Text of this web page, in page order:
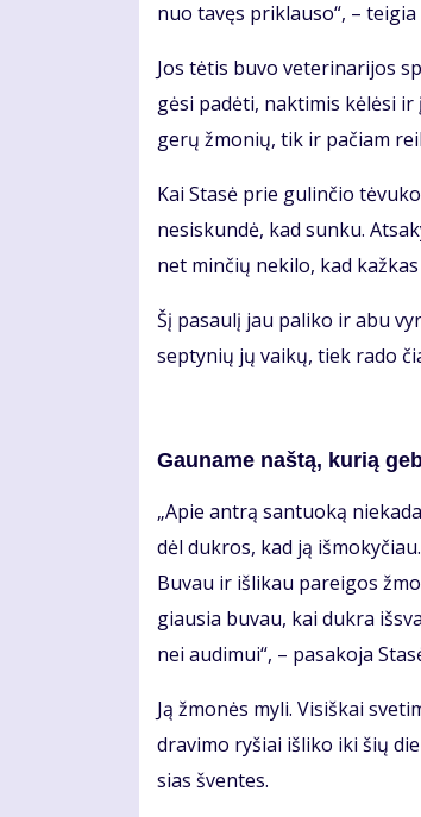
nuo ta­vęs pri­klau­so“, – tei­gia
Jos tė­tis bu­vo ve­te­ri­na­ri­jos
gė­si pa­dė­ti, nak­ti­mis kė­lė­si
ge­rų žmo­nių, tik ir pa­čiam
Kai Sta­sė prie gu­lin­čio
ne­si­skun­dė, kad sun­ku.
net min­čių ne­ki­lo, kad
Šį pa­sau­lį jau pa­li­ko ir abu
sep­ty­nių jų vai­kų, tiek ra­do
Gau­na­me naš­tą, ku­rią
„Apie an­trą san­tuo­ką
dėl duk­ros, kad ją
Bu­vau ir iš­li­kau pa­rei­gos
giau­sia bu­vau, kai duk­ra
nei au­di­mui“, – pa­sa­ko­ja
Ją žmo­nės my­li. Vi­siš­kai
dra­vi­mo ry­šiai iš­li­ko iki šių
sias šven­tes.